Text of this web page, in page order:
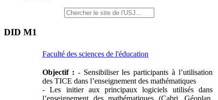
DID M1
Faculté des sciences de l'éducation
Objectif : - Sensibiliser les participants à l’utilisation
des TICE dans l’enseignement des mathématiques
- Les initier aux principaux logiciels utilisés dans